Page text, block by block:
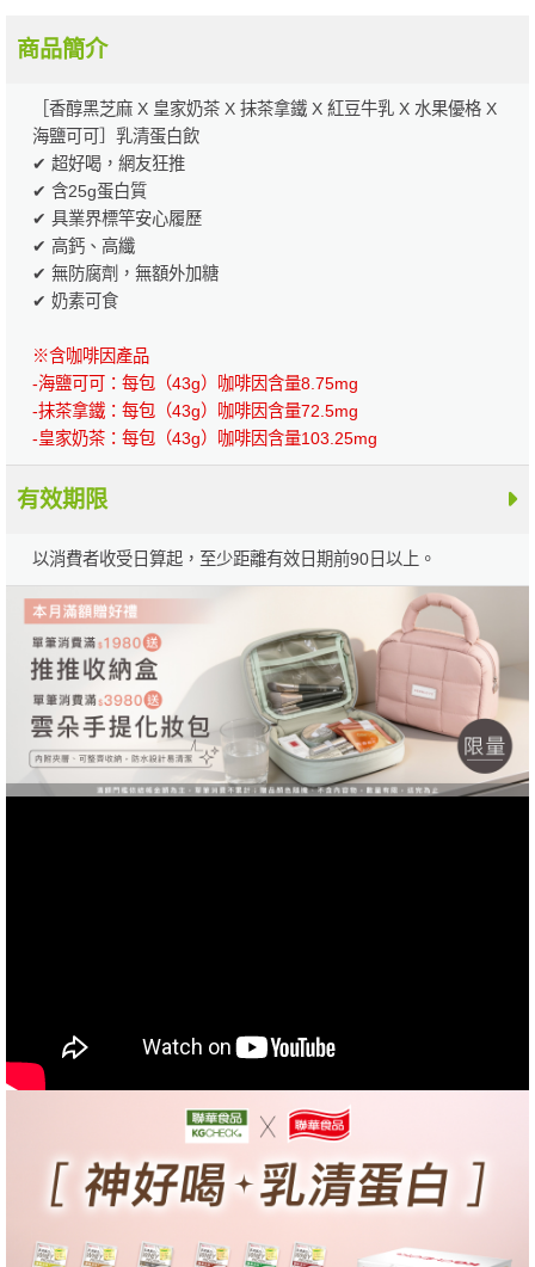
商品簡介
［香醇黑芝麻 X 皇家奶茶 X 抹茶拿鐵 X 紅豆牛乳 X 水果優格 X
海鹽可可］乳清蛋白飲
✔ 超好喝，網友狂推
✔ 含25g蛋白質
✔ 具業界標竿安心履歷
✔ 高鈣、高纖
✔ 無防腐劑，無額外加糖
✔ 奶素可食
※含咖啡因產品
-海鹽可可：每包（43g）咖啡因含量8.75mg
-抹茶拿鐵：每包（43g）咖啡因含量72.5mg
-皇家奶茶：每包（43g）咖啡因含量103.25mg
有效期限
以消費者收受日算起，至少距離有效日期前90日以上。